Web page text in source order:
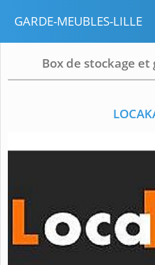
GARDE-MEUBLES-LILLE
Box de stockage